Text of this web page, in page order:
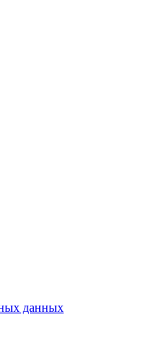
данных